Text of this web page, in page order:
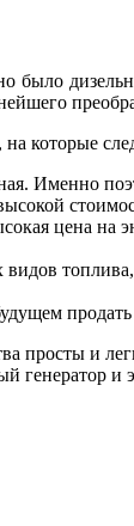
было
которые
Именно
цена на
продать
просты и
и